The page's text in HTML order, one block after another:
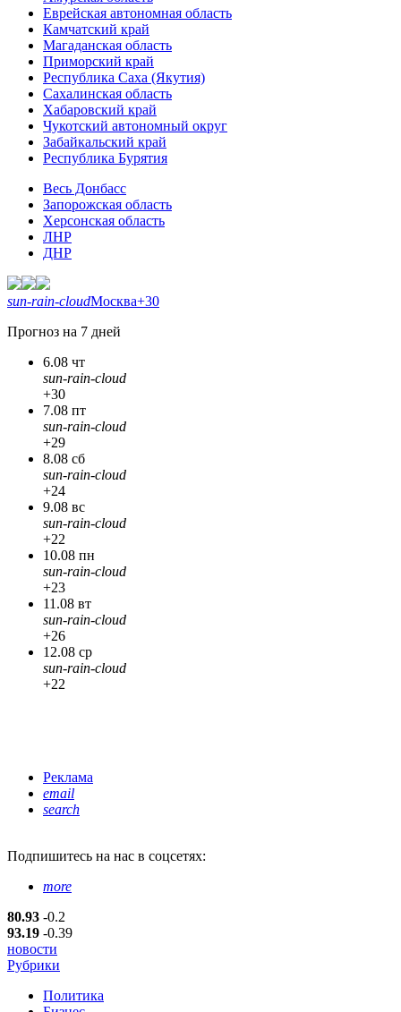
Еврейская автономная область
Камчатский край
Магаданская область
Приморский край
Республика Саха (Якутия)
Сахалинская область
Хабаровский край
Чукотский автономный округ
Забайкальский край
Республика Бурятия
Весь Донбасс
Запорожская область
Херсонская область
ЛНР
ДНР
sun-rain-cloudМосква+30
Прогноз на 7 дней
6.08 чт
sun-rain-cloud
+30
7.08 пт
sun-rain-cloud
+29
8.08 сб
sun-rain-cloud
+24
9.08 вс
sun-rain-cloud
+22
10.08 пн
sun-rain-cloud
+23
11.08 вт
sun-rain-cloud
+26
12.08 ср
sun-rain-cloud
+22
Реклама
email
search
Подпишитесь на нас в соцсетях:
more
80.93 -0.2
93.19 -0.39
новости
Рубрики
Политика